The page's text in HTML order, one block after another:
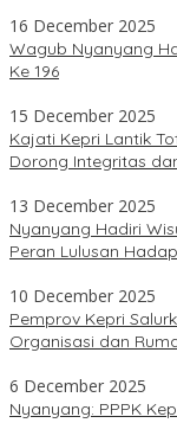
16 December 2025
Wagub Nyanyang
Ke 196
15 December 2025
Kajati Kepri Lantik
Dorong Integritas
13 December 2025
Nyanyang Hadiri
Peran Lulusan
10 December 2025
Pemprov Kepri
Organisasi dan
6 December 2025
Nyanyang: PPPK